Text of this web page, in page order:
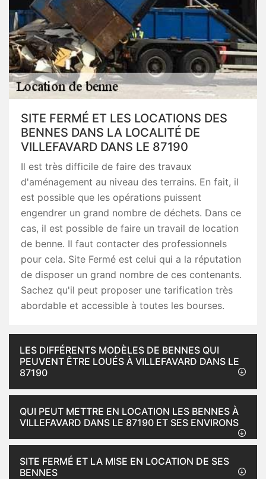
SITE FERMÉ ET LES LOCATIONS DES
BENNES DANS LA LOCALITÉ DE
VILLEFAVARD DANS LE 87190
Il est très difficile de faire des travaux
d'aménagement au niveau des terrains. En fait, il
est possible que les opérations puissent
engendrer un grand nombre de déchets. Dans ce
cas, il est possible de faire un travail de location
de benne. Il faut contacter des professionnels
pour cela. Site Fermé est celui qui a la réputation
de disposer un grand nombre de ces contenants.
Sachez qu'il peut proposer une tarification très
abordable et accessible à toutes les bourses.
LES DIFFÉRENTS MODÈLES DE BENNES QUI
PEUVENT ÊTRE LOUÉS À VILLEFAVARD DANS LE
87190
QUI PEUT METTRE EN LOCATION LES BENNES À
VILLEFAVARD DANS LE 87190 ET SES ENVIRONS
SITE FERMÉ ET LA MISE EN LOCATION DE SES
BENNES